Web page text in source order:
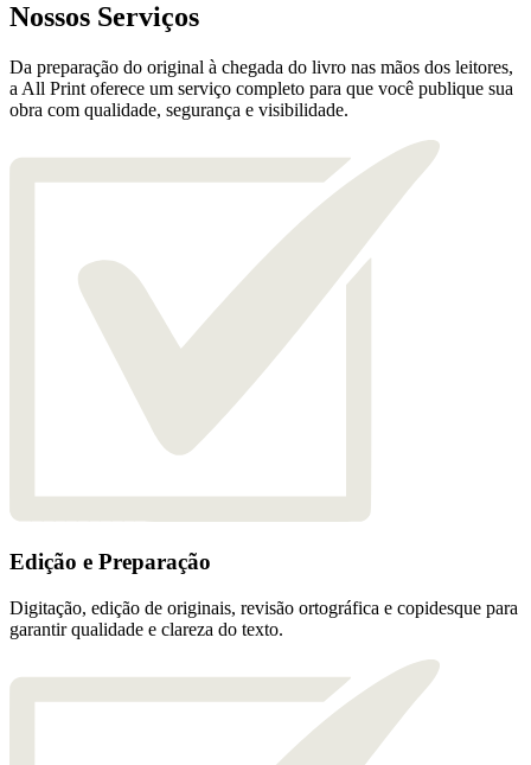
Nossos Serviços
Da preparação do original à chegada do livro nas mãos dos leitores,
a All Print oferece um serviço completo para que você publique sua
obra com qualidade, segurança e visibilidade.
Edição e Preparação
Digitação, edição de originais, revisão ortográfica e copidesque para
garantir qualidade e clareza do texto.